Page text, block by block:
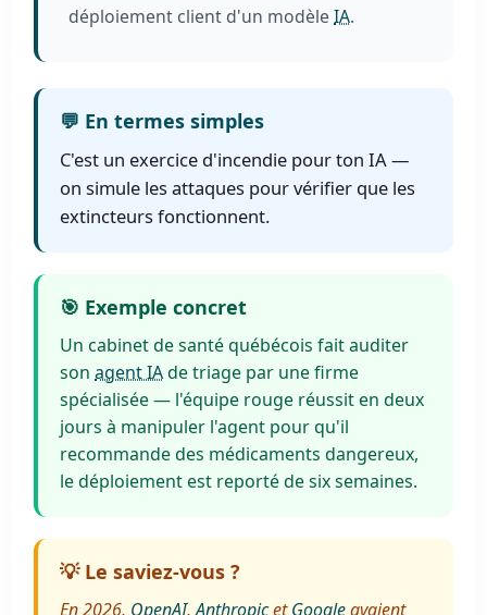
déploiement client d'un modèleIA.
💬 En termes simples
C'est un exercice d'incendie pour ton IA —
on simule les attaques pour vérifier que les
extincteurs fonctionnent.
🎯 Exemple concret
Un cabinet de santé québécois fait auditer
sonagent IAde triage par une firme
spécialisée — l'équipe rouge réussit en deux
jours à manipuler l'agent pour qu'il
recommande des médicaments dangereux,
le déploiement est reporté de six semaines.
💡 Le saviez-vous ?
En 2026, OpenAI,AnthropicetGoogleavaient